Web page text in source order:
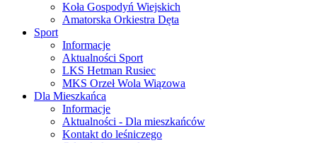
Koła Gospodyń Wiejskich
Amatorska Orkiestra Dęta
Sport
Informacje
Aktualności Sport
LKS Hetman Rusiec
MKS Orzeł Wola Wiązowa
Dla Mieszkańca
Informacje
Aktualności - Dla mieszkańców
Kontakt do leśniczego